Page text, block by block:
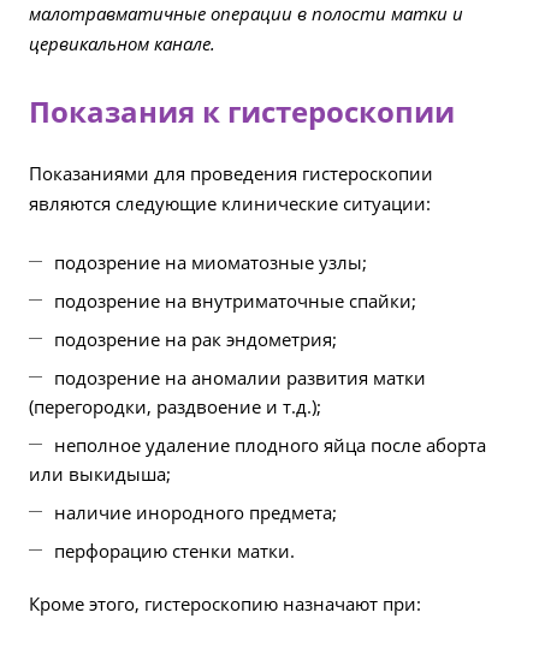
малотравматичные операции в полости матки и
цервикальном канале.
Показания к гистероскопии
Показаниями для проведения гистероскопии
являются следующие клинические ситуации:
подозрение на миоматозные узлы;
подозрение на внутриматочные спайки;
подозрение на рак эндометрия;
подозрение на аномалии развития матки
(перегородки, раздвоение и т.д.);
неполное удаление плодного яйца после аборта
или выкидыша;
наличие инородного предмета;
перфорацию стенки матки.
Кроме этого, гистероскопию назначают при: